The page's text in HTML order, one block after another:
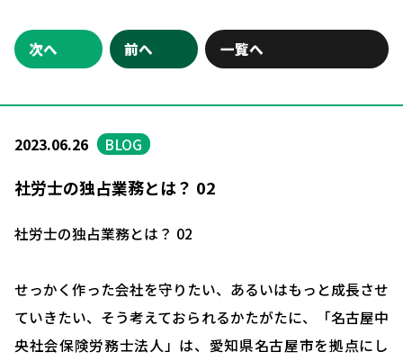
次へ 前へ 一覧へ
2023.06.26 BLOG
社労士の独占業務とは？ 02
社労士の独占業務とは？ 02
せっかく作った会社を守りたい、あるいはもっと成長させ
ていきたい、そう考えておられるかたがたに、「名古屋中
央社会保険労務士法人」は、愛知県名古屋市を拠点にし